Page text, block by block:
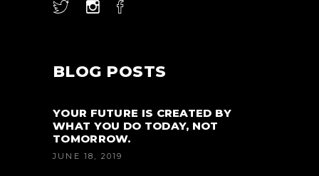
BLOG POSTS
YOUR FUTURE IS CREATED BY
WHAT YOU DO TODAY, NOT
TOMORROW.
JUNE 18, 2019